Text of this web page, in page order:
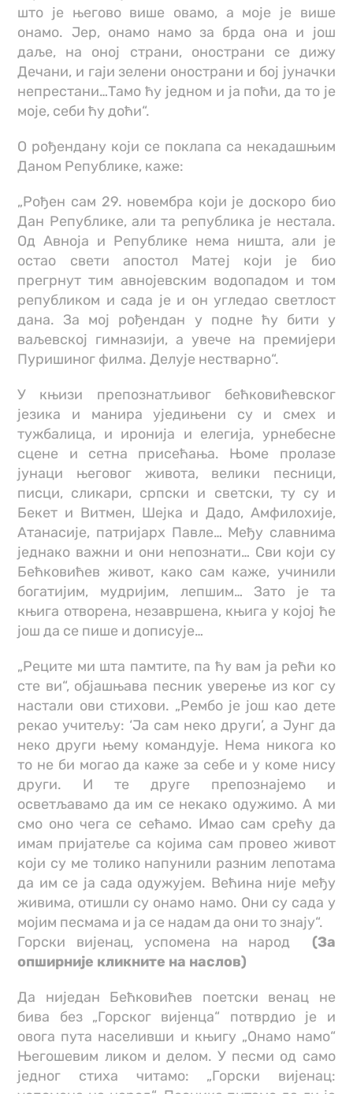
што је његово више овамо, а моје је више
онамо. Јер, онамо намо за брда она и још
даље, на оној страни, онострани се дижу
Дечани, и гаји зелени онострани и бој јуначки
непрестани…Тамо ћу једном и ја поћи, да то је
моје, себи ћу доћи“.
О рођендану који се поклапа са некадашњим
Даном Републике, каже:
„Рођен сам 29. новембра који је доскоро био
Дан Републике, али та република је нестала.
Од Авноја и Републике нема ништа, али је
остао свети апостол Матеј који је био
прегрнут тим авнојевским водопадом и том
републиком и сада је и он угледао светлост
дана. За мој рођендан у подне ћу бити у
ваљевској гимназији, а увече на премијери
Пуришиног филма. Делује нестварно“.
У књизи препознатљивог бећковићевског
језика и манира уједињени су и смех и
тужбалица, и иронија и елегија, урнебесне
сцене и сетна присећања. Њоме пролазе
јунаци његовог живота, велики песници,
писци, сликари, српски и светски, ту су и
Бекет и Витмен, Шејка и Дадо, Амфилохије,
Атанасије, патријарх Павле… Међу славнима
једнако важни и они непознати… Сви који су
Бећковићев живот, како сам каже, учинили
богатијим, мудријим, лепшим… Зато је та
књига отворена, незавршена, књига у којој ће
још да се пише и дописује…
„Реците ми шта памтите, па ћу вам ја рећи ко
сте ви“, објашњава песник уверење из ког су
настали ови стихови. „Рембо је још као дете
рекао учитељу: ‘Ја сам неко други’, а Јунг да
неко други њему командује. Нема никога ко
то не би могао да каже за себе и у коме нису
други. И те друге препознајемо и
осветљавамо да им се некако одужимо. А ми
смо оно чега се сећамо. Имао сам срећу да
имам пријатеље са којима сам провео живот
који су ме толико напунили разним лепотама
да им се ја сада одужујем. Већина није међу
живима, отишли су онамо намо. Они су сада у
мојим песмама и ја се надам да они то знају“.
Горски вијенац, успомена на народ (За
опширније кликните на наслов)
Да ниједан Бећковићев поетски венац не
бива без „Горског вијенца“ потврдио је и
овога пута населивши и књигу „Онамо намо“
Његошевим ликом и делом. У песми од само
једног стиха читамо: „Горски вијенац: